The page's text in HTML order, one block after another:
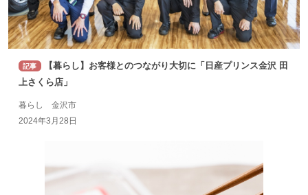
記事
【暮らし】お客様とのつながり大切に「日産プリンス金沢 田
上さくら店」
暮らし 金沢市
2024年3月28日